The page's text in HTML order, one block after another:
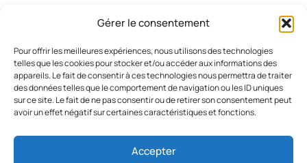
Gérer le consentement
Pour offrir les meilleures expériences, nous utilisons des technologies
telles que les cookies pour stocker et/ou accéder aux informations des
appareils. Le fait de consentir à ces technologies nous permettra de traiter
des données telles que le comportement de navigation ou les ID uniques
sur ce site. Le fait de ne pas consentir ou de retirer son consentement peut
avoir un effet négatif sur certaines caractéristiques et fonctions.
Accepter
Pages
Politique de confidentialité
Mentions légales
Addresse
Asnières sur seine / France
contact@cebeho.fr